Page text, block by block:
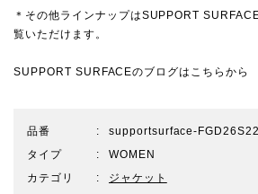
＊その他ラインナップはSUPPORT
覧いただけます。
SUPPORT SURFACEのブログは こちらから
品番
supportsurface-
タイプ
WOMEN
カテゴリ
ジャケット